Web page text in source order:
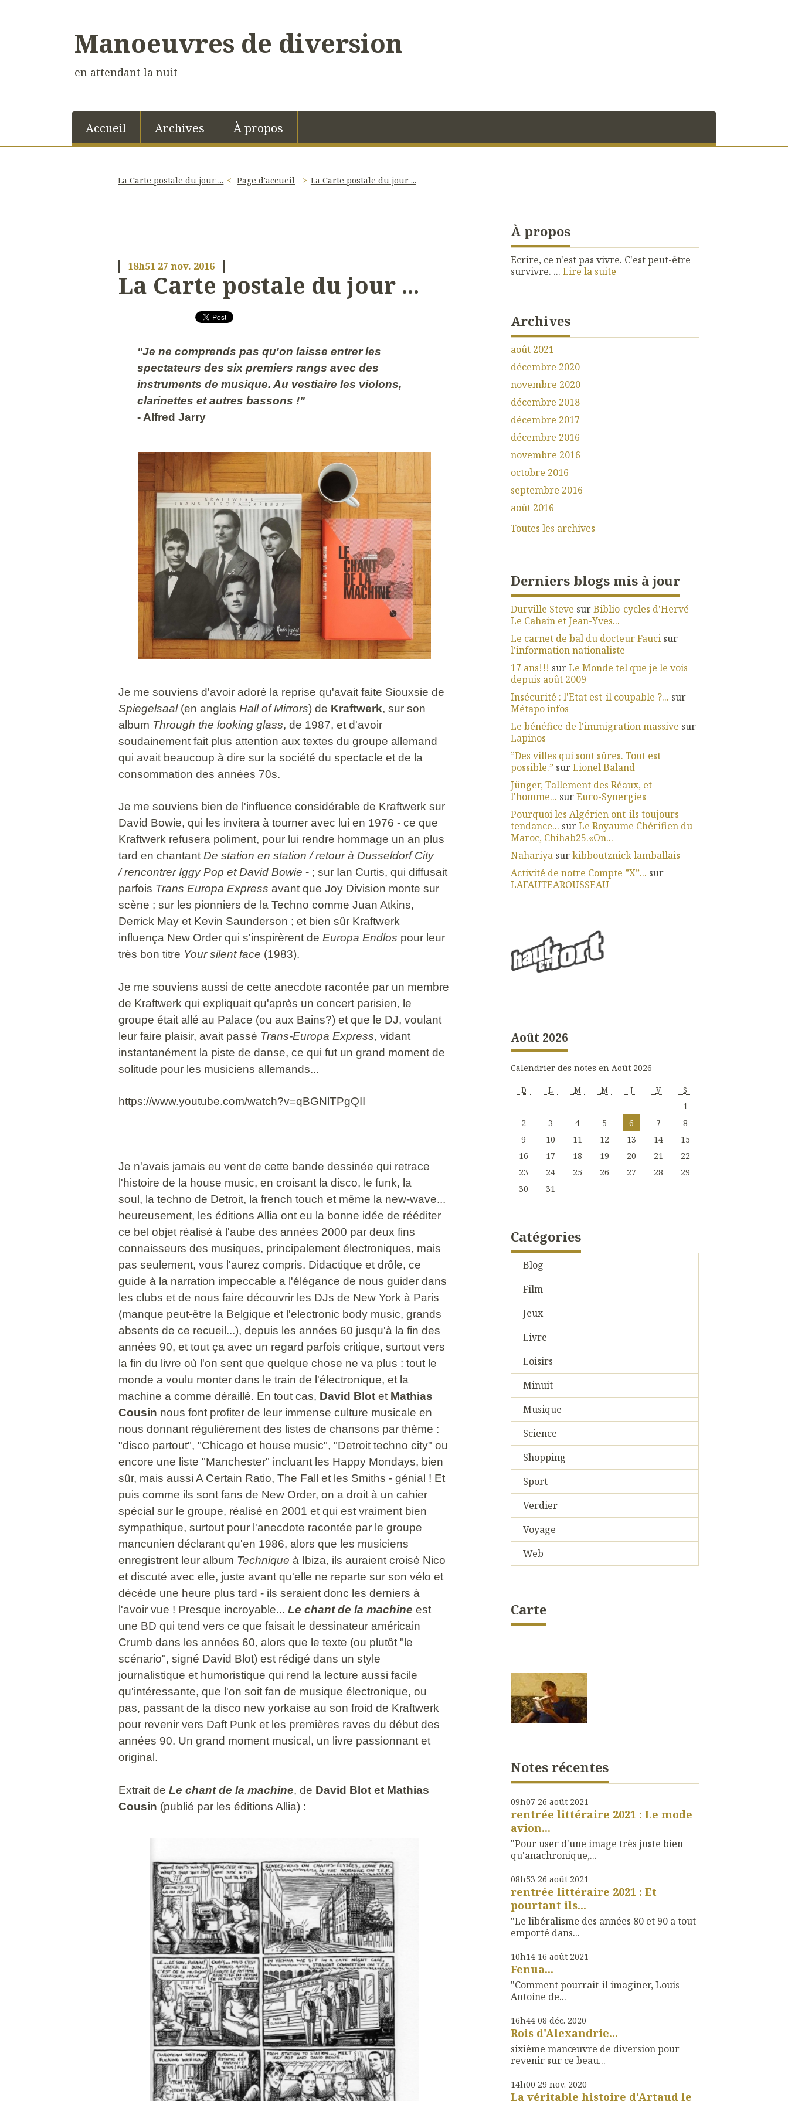
Manoeuvres de diversion
en attendant la nuit
Accueil Archives À propos
La Carte postale du jour ... Page d'accueil La Carte postale du jour ...
18h51 27 nov. 2016
La Carte postale du jour ...
"Je ne comprends pas qu'on laisse entrer les
spectateurs des six premiers rangs avec des
instruments de musique. Au vestiaire les violons,
clarinettes et autres bassons !"
- Alfred Jarry
Je me souviens d'avoir adoré la reprise qu'avait faite Siouxsie de
Spiegelsaal(en anglais Hall of Mirrors) de Kraftwerk, sur son
album Through the looking glass, de 1987, et d'avoir
soudainement fait plus attention aux textes du groupe allemand
qui avait beaucoup à dire sur la société du spectacle et de la
consommation des années 70s.
Je me souviens bien de l'influence considérable de Kraftwerk sur
David Bowie, qui les invitera à tourner avec lui en 1976 - ce que
Kraftwerk refusera poliment, pour lui rendre hommage un an plus
tard en chantant De station en station / retour à Dusseldorf City
/ rencontrer Iggy Pop et David Bowie - ; sur Ian Curtis, qui diffusait
parfois Trans Europa Express avant que Joy Division monte sur
scène ; sur les pionniers de la Techno comme Juan Atkins,
Derrick May et Kevin Saunderson ; et bien sûr Kraftwerk
influença New Order qui s'inspirèrent de Europa Endlos pour leur
très bon titre Your silent face (1983).
Je me souviens aussi de cette anecdote racontée par un membre
de Kraftwerk qui expliquait qu'après un concert parisien, le
groupe était allé au Palace (ou aux Bains?) et que le DJ, voulant
leur faire plaisir, avait passé Trans-Europa Express, vidant
instantanément la piste de danse, ce qui fut un grand moment de
solitude pour les musiciens allemands...
https://www.youtube.com/watch?v=qBGNlTPgQII
Je n'avais jamais eu vent de cette bande dessinée qui retrace
l'histoire de la house music, en croisant la disco, le funk, la
soul, la techno de Detroit, la french touch et même la new-wave...
heureusement, les éditions Allia ont eu la bonne idée de rééditer
ce bel objet réalisé à l'aube des années 2000 par deux fins
connaisseurs des musiques, principalement électroniques, mais
pas seulement, vous l'aurez compris. Didactique et drôle, ce
guide à la narration impeccable a l'élégance de nous guider dans
les clubs et de nous faire découvrir les DJs de New York à Paris
(manque peut-être la Belgique et l'electronic body music, grands
absents de ce recueil...), depuis les années 60 jusqu'à la fin des
années 90, et tout ça avec un regard parfois critique, surtout vers
la fin du livre où l'on sent que quelque chose ne va plus : tout le
monde a voulu monter dans le train de l'électronique, et la
machine a comme déraillé. En tout cas, David Blot et Mathias
Cousin nous font profiter de leur immense culture musicale en
nous donnant régulièrement des listes de chansons par thème :
"disco partout", "Chicago et house music", "Detroit techno city" ou
encore une liste "Manchester" incluant les Happy Mondays, bien
sûr, mais aussi A Certain Ratio, The Fall et les Smiths - génial ! Et
puis comme ils sont fans de New Order, on a droit à un cahier
spécial sur le groupe, réalisé en 2001 et qui est vraiment bien
sympathique, surtout pour l'anecdote racontée par le groupe
mancunien déclarant qu'en 1986, alors que les musiciens
enregistrent leur album Technique à Ibiza, ils auraient croisé Nico
et discuté avec elle, juste avant qu'elle ne reparte sur son vélo et
décède une heure plus tard - ils seraient donc les derniers à
l'avoir vue ! Presque incroyable... Le chant de la machine est
une BD qui tend vers ce que faisait le dessinateur américain
Crumb dans les années 60, alors que le texte (ou plutôt "le
scénario", signé David Blot) est rédigé dans un style
journalistique et humoristique qui rend la lecture aussi facile
qu'intéressante, que l'on soit fan de musique électronique, ou
pas, passant de la disco new yorkaise au son froid de Kraftwerk
pour revenir vers Daft Punk et les premières raves du début des
années 90. Un grand moment musical, un livre passionnant et
original.
Extrait de Le chant de la machine, de David Blot et Mathias
Cousin (publié par les éditions Allia) :
À propos
Ecrire, ce n'est pas vivre. C'est peut-être
survivre. ... Lire la suite
Archives
août 2021
décembre 2020
novembre 2020
décembre 2018
décembre 2017
décembre 2016
novembre 2016
octobre 2016
septembre 2016
août 2016
Toutes les archives
Derniers blogs mis à jour
Durville Steve surBiblio-cycles d'Hervé
Le Cahain et Jean-Yves...
Le carnet de bal du docteur Faucisur
l'information nationaliste
17 ans!!! surLe Monde tel que je le vois
depuis août 2009
Insécurité : l'Etat est-il coupable ?... sur
Métapo infos
Le bénéfice de l'immigration massive sur
Lapinos
”Des villes qui sont sûres. Tout est
possible.”surLionel Baland
Jünger, Tallement des Réaux, et
l'homme... surEuro-Synergies
Pourquoi les Algérien ont-ils toujours
tendance... surLe Royaume Chérifien du
Maroc, Chihab25.«On...
Nahariyasurkibboutznick lamballais
Activité de notre Compte ”X”... sur
LAFAUTEAROUSSEAU
Août 2026
Calendrier des notes en Août 2026
D L M M J V S
1
2
3 4 5 6 7
8
9
10 11 12 13 14
15
16
17 18 19 20 21
22
23
24 25 26 27 28
29
30
31
Catégories
Blog
Film
Jeux
Livre
Loisirs
Minuit
Musique
Science
Shopping
Sport
Verdier
Voyage
Web
Carte
Notes récentes
09h07 26 août 2021
rentrée littéraire 2021 : Le mode
avion...
"Pour user d'une image très juste bien
qu'anachronique,...
08h53 26 août 2021
rentrée littéraire 2021 : Et
pourtant ils...
"Le libéralisme des années 80 et 90 a tout
emporté dans...
10h14 16 août 2021
Fenua...
"Comment pourrait-il imaginer, Louis-
Antoine de...
16h44 08 déc. 2020
Rois d'Alexandrie...
sixième manœuvre de diversion pour
revenir sur ce beau...
14h00 29 nov. 2020
La véritable histoire d'Artaud le